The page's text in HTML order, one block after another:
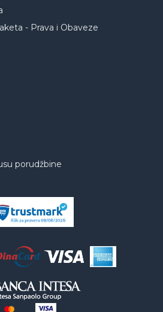
- Prava i Obaveze
porudžbine